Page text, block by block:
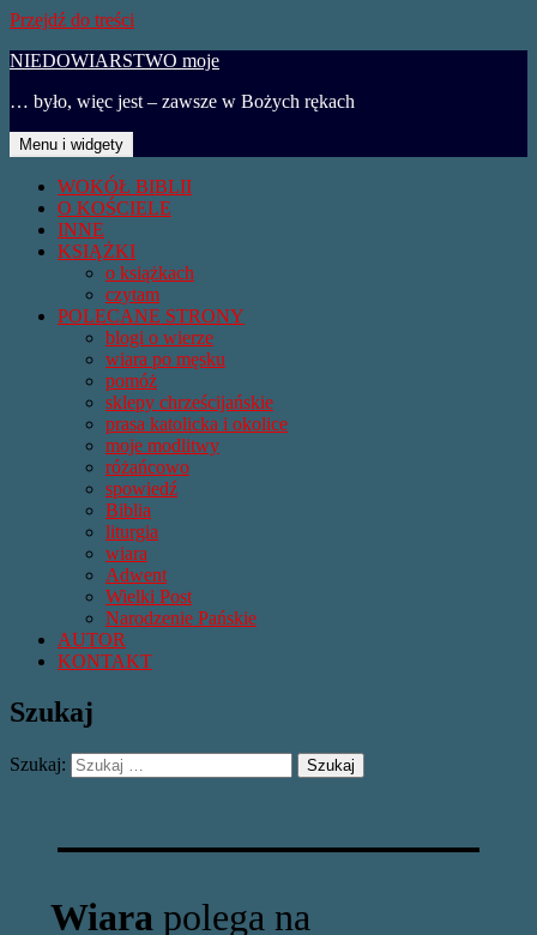
Przejdź do treści
NIEDOWIARSTWO moje
… było, więc jest – zawsze w Bożych rękach
Menu i widgety
WOKÓŁ BIBLII
O KOŚCIELE
INNE
KSIĄŻKI
o książkach
czytam
POLECANE STRONY
blogi o wierze
wiara po męsku
pomóż
sklepy chrześcijańskie
prasa katolicka i okolice
moje modlitwy
różańcowo
spowiedź
Biblia
liturgia
wiara
Adwent
Wielki Post
Narodzenie Pańskie
AUTOR
KONTAKT
Szukaj
Szukaj:
Wiara polega na